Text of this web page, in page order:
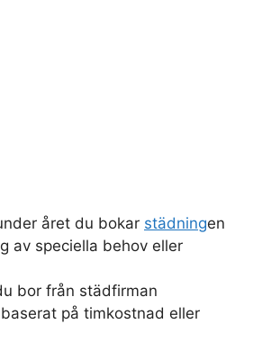
året du bokar städningen
av speciella behov eller
bor från städfirman
på timkostnad eller